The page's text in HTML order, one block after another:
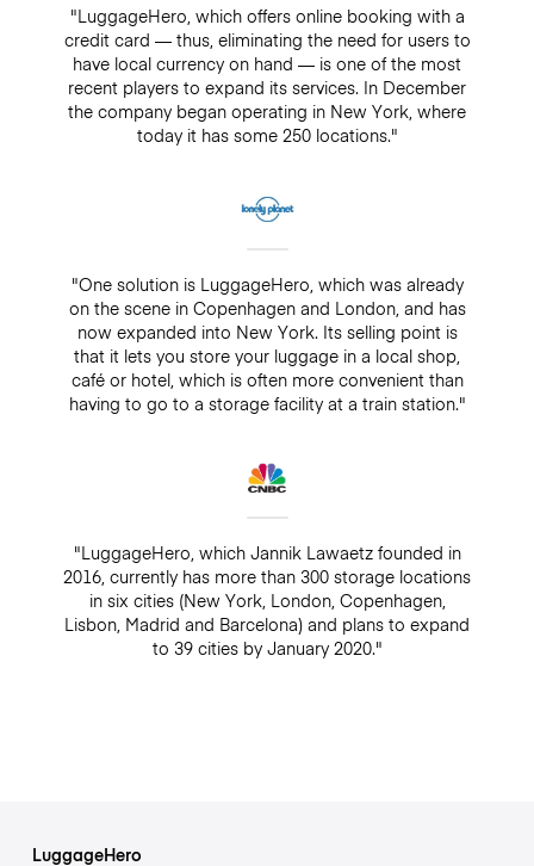
"LuggageHero, which offers online booking with a
credit card — thus, eliminating the need for users to
have local currency on hand — is one of the most
recent players to expand its services. In December
the company began operating in New York, where
today it has some 250 locations."
"One solution is LuggageHero, which was already
on the scene in Copenhagen and London, and has
now expanded into New York. Its selling point is
that it lets you store your luggage in a local shop,
café or hotel, which is often more convenient than
having to go to a storage facility at a train station."
"LuggageHero, which Jannik Lawaetz founded in
2016, currently has more than 300 storage locations
in six cities (New York, London, Copenhagen,
Lisbon, Madrid and Barcelona) and plans to expand
to 39 cities by January 2020."
LuggageHero